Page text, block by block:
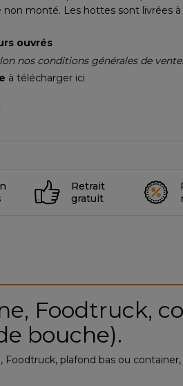
non monté. Les hottes sont livrées
ouvrés
nos conditions générales de
à télécharger ici
Retrait
gratuit
Foodtruck,
bouche).
plafond bas ou